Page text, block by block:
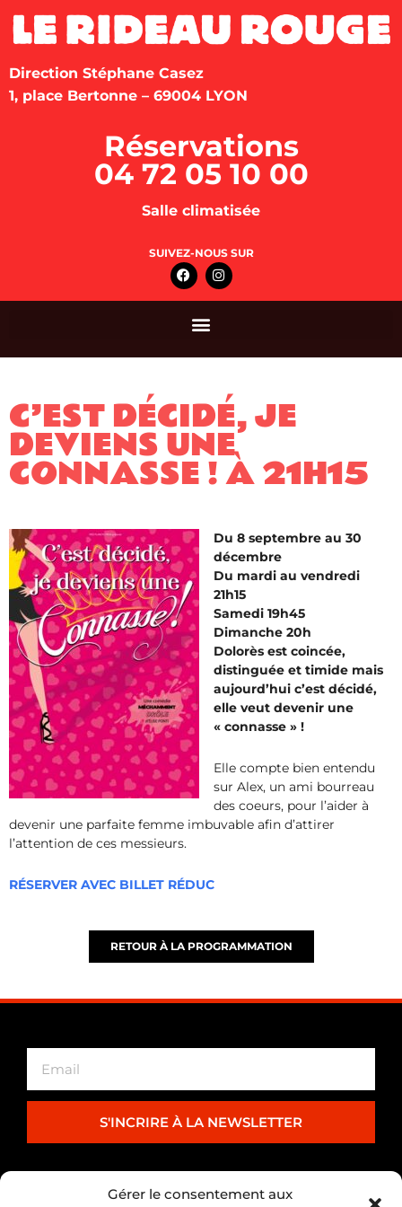
Gérer le consentement aux
Direction Stéphane Casez
1, place Bertonne – 69004 LYON
Réservations
04 72 05 10 00
Salle climatisée
SUIVEZ-NOUS SUR
C’EST DÉCIDÉ, JE
DEVIENS UNE
CONNASSE ! À 21H15
Du 8 septembre au 30
décembre
Du mardi au vendredi
21h15
Samedi 19h45
Dimanche 20h
Dolorès est coincée,
distinguée et timide mais
aujourd’hui c’est décidé,
elle veut devenir une
« connasse » !
Elle compte bien entendu
sur Alex, un ami bourreau
des coeurs, pour l’aider à
devenir une parfaite femme imbuvable afin d’attirer
l’attention de ces messieurs.
RÉSERVER AVEC BILLET RÉDUC
RETOUR À LA PROGRAMMATION
S'INCRIRE À LA NEWSLETTER
PARTENARIAT